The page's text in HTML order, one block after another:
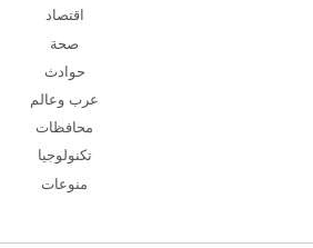
اقتصاد
صحة
حوادث
عرب وعالم
محافظات
تكنولوجيا
منوعات